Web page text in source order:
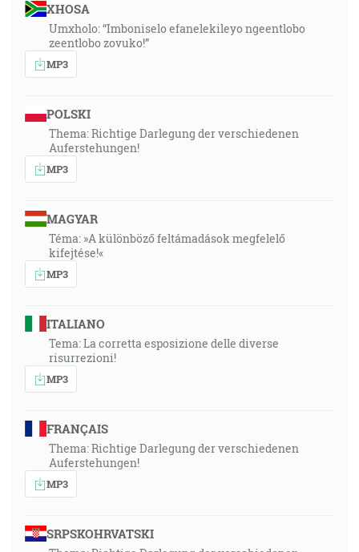
XHOSA
Umxholo: “Imboniselo efanelekileyo ngeentlobo
zeentlobo zovuko!”
MP3
POLSKI
Thema: Richtige Darlegung der verschiedenen
Auferstehungen!
MP3
MAGYAR
Téma: »A különböző feltámadások megfelelő
kifejtése!«
MP3
ITALIANO
Tema: La corretta esposizione delle diverse
risurrezioni!
MP3
FRANÇAIS
Thema: Richtige Darlegung der verschiedenen
Auferstehungen!
MP3
SRPSKOHRVATSKI